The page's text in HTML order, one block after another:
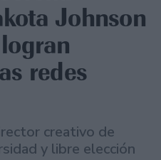
Johnson
redes
creativo de
y libre elección